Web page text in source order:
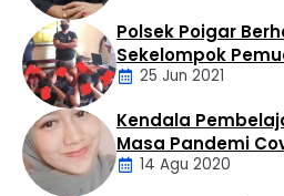
Artikel
Daerah
Polsek Poigar
Sekelompok
Pencabulan
25 Jun 2021
Kendala
Masa Pandemi
14 Agu 2020